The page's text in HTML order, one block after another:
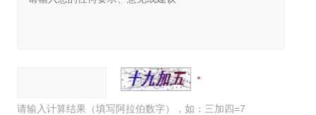
请输入计算结果（填写阿拉伯数字），如：三加四=7